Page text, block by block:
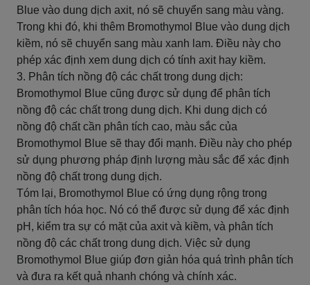
Blue vào dung dịch axit, nó sẽ chuyển sang màu vàng.
Trong khi đó, khi thêm Bromothymol Blue vào dung dịch
kiềm, nó sẽ chuyển sang màu xanh lam. Điều này cho
phép xác định xem dung dịch có tính axit hay kiềm.
3. Phân tích nồng độ các chất trong dung dịch:
Bromothymol Blue cũng được sử dụng để phân tích
nồng độ các chất trong dung dịch. Khi dung dịch có
nồng độ chất cần phân tích cao, màu sắc của
Bromothymol Blue sẽ thay đổi mạnh. Điều này cho phép
sử dụng phương pháp định lượng màu sắc để xác định
nồng độ chất trong dung dịch.
Tóm lại, Bromothymol Blue có ứng dụng rộng trong
phân tích hóa học. Nó có thể được sử dụng để xác định
pH, kiểm tra sự có mặt của axit và kiềm, và phân tích
nồng độ các chất trong dung dịch. Việc sử dụng
Bromothymol Blue giúp đơn giản hóa quá trình phân tích
và đưa ra kết quả nhanh chóng và chính xác.